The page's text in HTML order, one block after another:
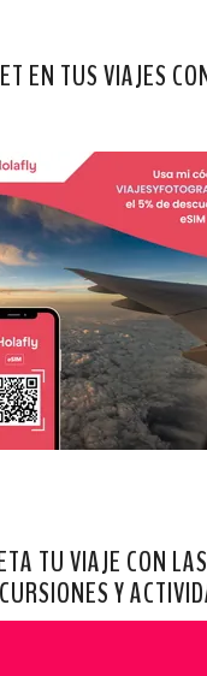
EN TUS VIAJES
TU VIAJE CON
Y